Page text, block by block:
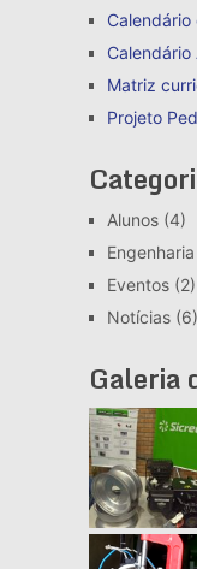
Matriz
Projeto
Alunos(4)
Eventos(2)
Notícias(6)
Galeria